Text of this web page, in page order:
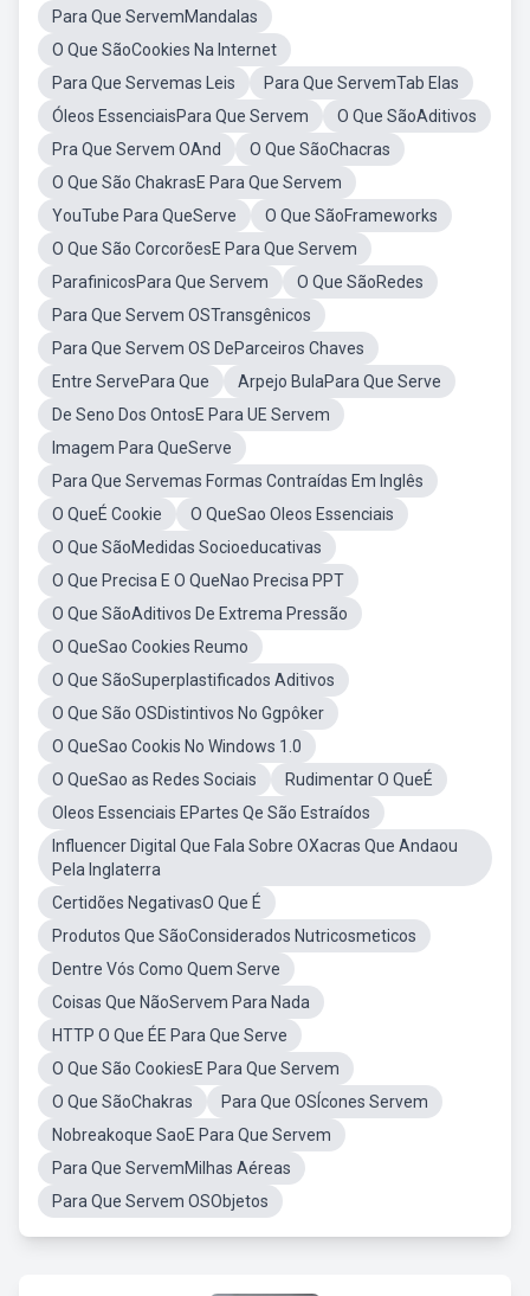
Para Que ServemMandalas
O Que SãoCookies Na Internet
Para Que Servemas Leis
Para Que ServemTab Elas
Óleos EssenciaisPara Que Servem
O Que SãoAditivos
Pra Que Servem OAnd
O Que SãoChacras
O Que São ChakrasE Para Que Servem
YouTube Para QueServe
O Que SãoFrameworks
O Que São CorcorõesE Para Que Servem
ParafinicosPara Que Servem
O Que SãoRedes
Para Que Servem OSTransgênicos
Para Que Servem OS DeParceiros Chaves
Entre ServePara Que
Arpejo BulaPara Que Serve
De Seno Dos OntosE Para UE Servem
Imagem Para QueServe
Para Que Servemas Formas Contraídas Em Inglês
O QueÉ Cookie
O QueSao Oleos Essenciais
O Que SãoMedidas Socioeducativas
O Que Precisa E O QueNao Precisa PPT
O Que SãoAditivos De Extrema Pressão
O QueSao Cookies Reumo
O Que SãoSuperplastificados Aditivos
O Que São OSDistintivos No Ggpôker
O QueSao Cookis No Windows 1.0
O QueSao as Redes Sociais
Rudimentar O QueÉ
Oleos Essenciais EPartes Qe São Estraídos
Influencer Digital Que Fala Sobre OXacras Que Andaou
Pela Inglaterra
Certidões NegativasO Que É
Produtos Que SãoConsiderados Nutricosmeticos
Dentre Vós Como Quem Serve
Coisas Que NãoServem Para Nada
HTTP O Que ÉE Para Que Serve
O Que São CookiesE Para Que Servem
O Que SãoChakras
Para Que OSÍcones Servem
Nobreakoque SaoE Para Que Servem
Para Que ServemMilhas Aéreas
Para Que Servem OSObjetos